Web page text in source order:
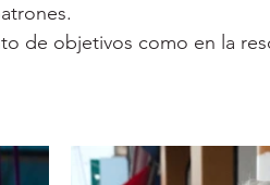
de objetivos como en la